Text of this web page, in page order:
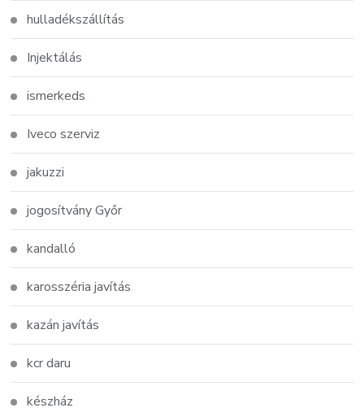
hulladékszállítás
Injektálás
ismerkeds
Iveco szerviz
jakuzzi
jogosítvány Győr
kandalló
karosszéria javítás
kazán javítás
kcr daru
készház